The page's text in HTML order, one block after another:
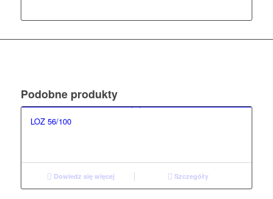
Podobne produkty
LOZ 56/100
Dowiedz się więcej Szczegóły